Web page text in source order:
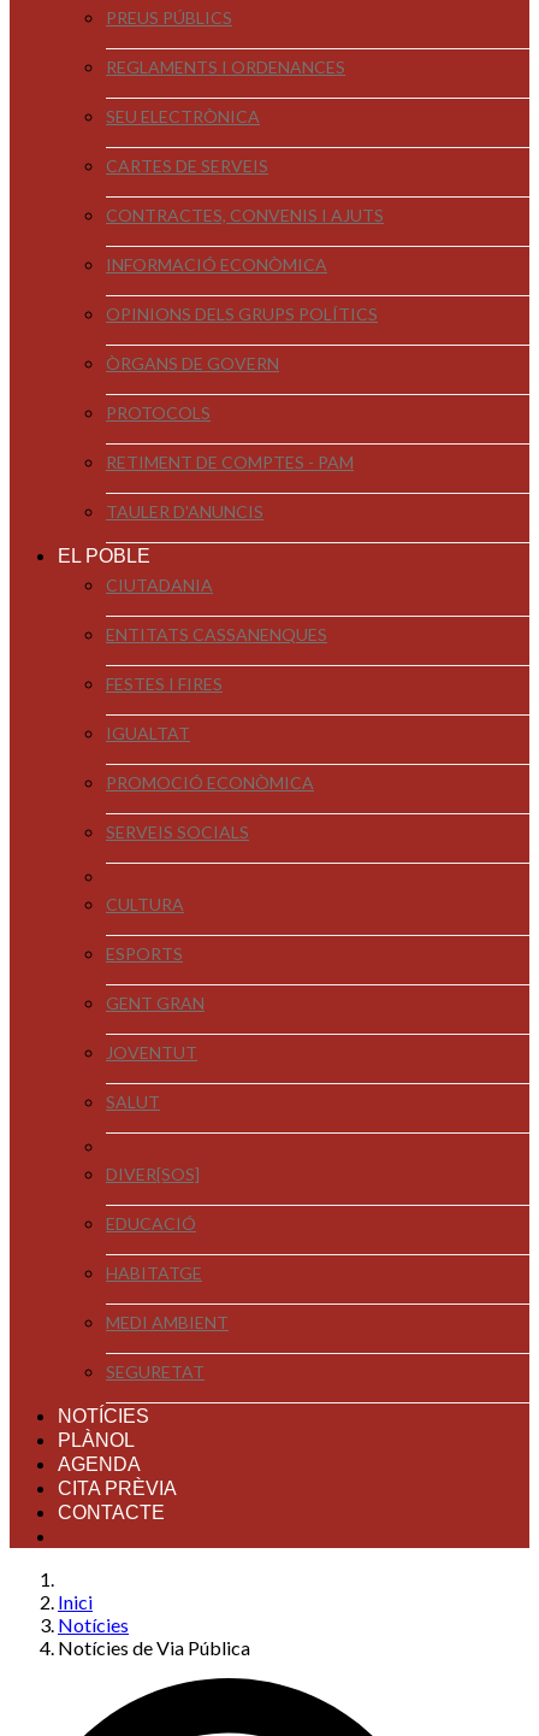
PREUS PÚBLICS
REGLAMENTS I ORDENANCES
SEU ELECTRÒNICA
CARTES DE SERVEIS
CONTRACTES, CONVENIS I AJUTS
INFORMACIÓ ECONÒMICA
OPINIONS DELS GRUPS POLÍTICS
ÒRGANS DE GOVERN
PROTOCOLS
RETIMENT DE COMPTES - PAM
TAULER D'ANUNCIS
EL POBLE
CIUTADANIA
ENTITATS CASSANENQUES
FESTES I FIRES
IGUALTAT
PROMOCIÓ ECONÒMICA
SERVEIS SOCIALS
CULTURA
ESPORTS
GENT GRAN
JOVENTUT
SALUT
DIVER[SOS]
EDUCACIÓ
HABITATGE
MEDI AMBIENT
SEGURETAT
NOTÍCIES
PLÀNOL
AGENDA
CITA PRÈVIA
CONTACTE
Inici
Notícies
Notícies de Via Pública